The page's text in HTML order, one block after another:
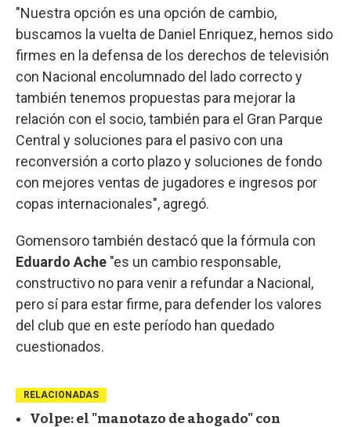
"Nuestra opción es una opción de cambio,
buscamos la vuelta de Daniel Enriquez, hemos sido
firmes en la defensa de los derechos de televisión
con Nacional encolumnado del lado correcto y
también tenemos propuestas para mejorar la
relación con el socio, también para el Gran Parque
Central y soluciones para el pasivo con una
reconversión a corto plazo y soluciones de fondo
con mejores ventas de jugadores e ingresos por
copas internacionales", agregó.
Gomensoro también destacó que la fórmula con
Eduardo Ache "es un cambio responsable,
constructivo no para venir a refundar a Nacional,
pero sí para estar firme, para defender los valores
del club que en este período han quedado
cuestionados.
RELACIONADAS
Volpe: el "manotazo de ahogado" con